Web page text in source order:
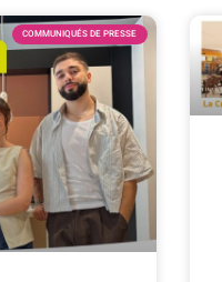
COMMUNIQUÉS DE PRESSE